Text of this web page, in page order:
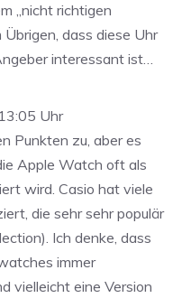
„nicht richtigen
dass diese Uhr
interessant ist…
Uhr
Punkten zu, aber es
Apple Watch oft als
wird. Casio hat viele
die sehr sehr populär
Ich denke, dass
immer
vielleicht eine Version